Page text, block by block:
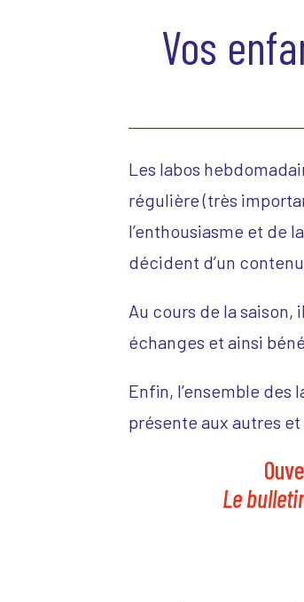
Vos
Les labos
régulière (très
l’enthousiasme et de
décident d’un
Au cours de la
échanges et ainsi
Enfin, l’ensemble des
présente aux autres
Le